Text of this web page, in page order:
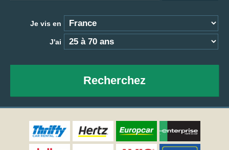
Je vis en
J'ai
Recherchez